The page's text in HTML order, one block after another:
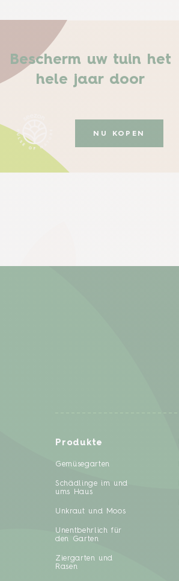
Bescherm uw tuin het
hele jaar door
NU KOPEN
Produkte
Gemüsegarten
Schädlinge im und
ums Haus
Unkraut und Moos
Unentbehrlich für
den Garten
Ziergarten und
Rasen